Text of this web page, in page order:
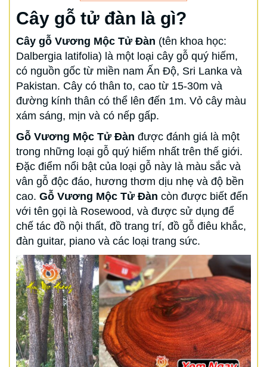
Cây gỗ tử đàn là gì?
Cây gỗ Vương Mộc Tử Đàn (tên khoa học:
Dalbergia latifolia) là một loại cây gỗ quý hiếm,
có nguồn gốc từ miền nam Ấn Độ, Sri Lanka và
Pakistan. Cây có thân to, cao từ 15-30m và
đường kính thân có thể lên đến 1m. Vỏ cây màu
xám sáng, mịn và có nếp gấp.
Gỗ Vương Mộc Tử Đàn được đánh giá là một
trong những loại gỗ quý hiếm nhất trên thế giới.
Đặc điểm nổi bật của loại gỗ này là màu sắc và
vân gỗ độc đáo, hương thơm dịu nhẹ và độ bền
cao. Gỗ Vương Mộc Tử Đàn còn được biết đến
với tên gọi là Rosewood, và được sử dụng để
chế tác đồ nội thất, đồ trang trí, đồ gỗ điêu khắc,
đàn guitar, piano và các loại trang sức.